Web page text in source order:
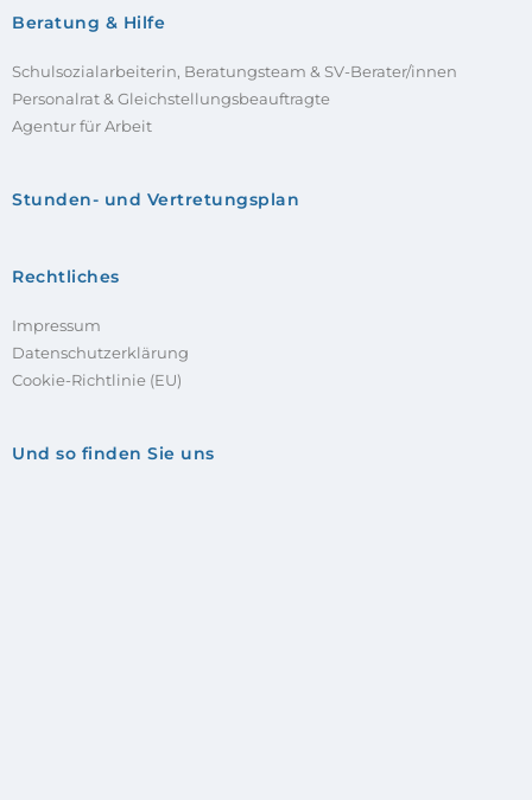
Beratung & Hilfe
Schulsozialarbeiterin, Beratungsteam & SV-Berater/innen
Personalrat & Gleichstellungsbeauftragte
Agentur für Arbeit
Stunden- und Vertretungsplan
Rechtliches
Impressum
Datenschutzerklärung
Cookie-Richtlinie (EU)
Und so finden Sie uns